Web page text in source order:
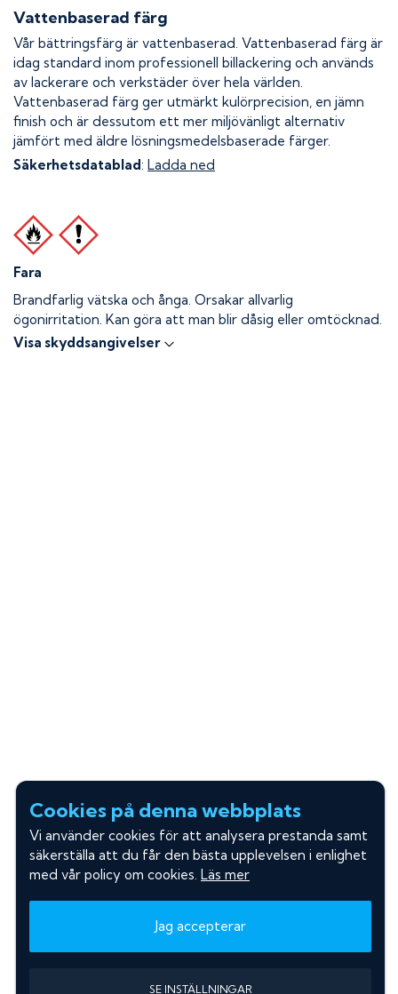
Vattenbaserad färg
Vår bättringsfärg är vattenbaserad. Vattenbaserad färg är
idag standard inom professionell billackering och används
av lackerare och verkstäder över hela världen.
Vattenbaserad färg ger utmärkt kulörprecision, en jämn
finish och är dessutom ett mer miljövänligt alternativ
jämfört med äldre lösningsmedelsbaserade färger.
Säkerhetsdatablad: Ladda ned
Fara
Brandfarlig vätska och ånga. Orsakar allvarlig
ögonirritation. Kan göra att man blir dåsig eller omtöcknad.
Visa skyddsangivelser
Cookies på denna webbplats
Vi använder cookies för att analysera prestanda samt
säkerställa att du får den bästa upplevelsen i enlighet
med vår policy om cookies. Läs mer
Jag accepterar
SE INSTÄLLNINGAR